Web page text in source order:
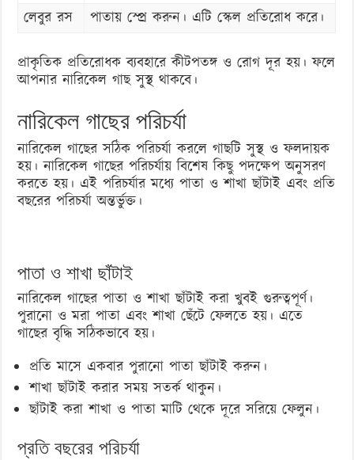
লেবুর রস
পাতায় স্প্রে করুন। এটি স্কেল প্রতিরোধ করে।
প্রাকৃতিক প্রতিরোধক ব্যবহারে কীটপতঙ্গ ও রোগ দূর হয়। ফলে
আপনার নারিকেল গাছ সুস্থ থাকবে।
নারিকেল গাছের পরিচর্যা
নারিকেল গাছের সঠিক পরিচর্যা করলে গাছটি সুস্থ ও ফলদায়ক
হয়। নারিকেল গাছের পরিচর্যায় বিশেষ কিছু পদক্ষেপ অনুসরণ
করতে হয়। এই পরিচর্যার মধ্যে পাতা ও শাখা ছাঁটাই এবং প্রতি
বছরের পরিচর্যা অন্তর্ভুক্ত।
পাতা ও শাখা ছাঁটাই
নারিকেল গাছের পাতা ও শাখা ছাঁটাই করা খুবই গুরুত্বপূর্ণ।
পুরানো ও মরা পাতা এবং শাখা ছেঁটে ফেলতে হয়। এতে
গাছের বৃদ্ধি সঠিকভাবে হয়।
প্রতি মাসে একবার পুরানো পাতা ছাঁটাই করুন।
শাখা ছাঁটাই করার সময় সতর্ক থাকুন।
ছাঁটাই করা শাখা ও পাতা মাটি থেকে দূরে সরিয়ে ফেলুন।
প্রতি বছরের পরিচর্যা